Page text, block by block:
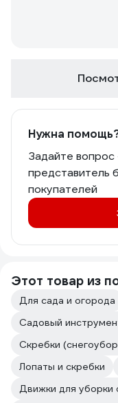
Нужна
Задайте вопрос
представитель
покупателей
Этот товар из
Для сада и огорода
Садовый
Скребки
Лопаты и скребки
Движки для уборки